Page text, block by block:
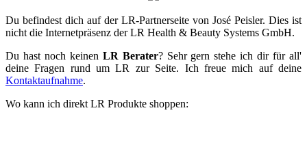
Du befindest dich auf der LR-Partnerseite von José Peisler. Dies ist
nicht die Internetpräsenz der LR Health & Beauty Systems GmbH.
Du hast noch keinen LR Berater? Sehr gern stehe ich dir für all'
deine Fragen rund um LR zur Seite. Ich freue mich auf deine
Kontaktaufnahme.
Wo kann ich direkt LR Produkte shoppen: